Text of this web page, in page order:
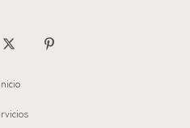
Inicio